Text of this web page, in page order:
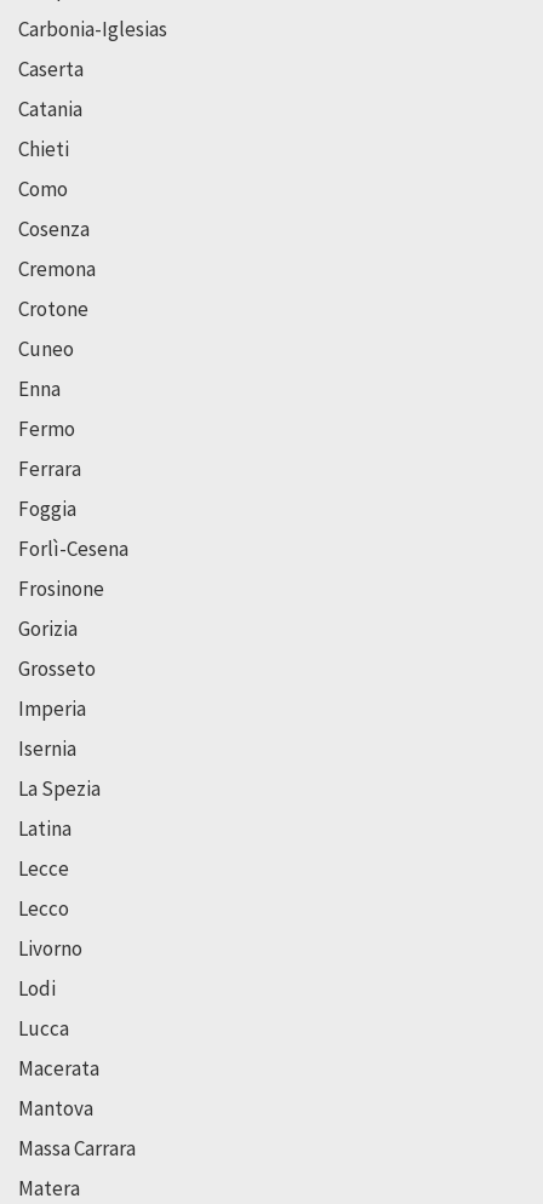
Carbonia-Iglesias
Caserta
Catania
Chieti
Como
Cosenza
Cremona
Crotone
Cuneo
Enna
Fermo
Ferrara
Foggia
Forlì-Cesena
Frosinone
Gorizia
Grosseto
Imperia
Isernia
La Spezia
Latina
Lecce
Lecco
Livorno
Lodi
Lucca
Macerata
Mantova
Massa Carrara
Matera